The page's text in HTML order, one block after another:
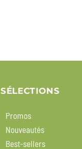
SÉLECTIONS
Promos
Nouveautés
Best-sellers